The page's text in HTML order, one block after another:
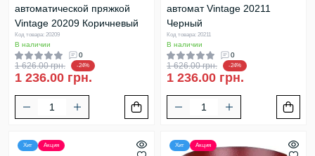
автоматической пряжкой
Vintage 20209 Коричневый
Код товара: 20209
В наличии
0
1 626.00 грн. -24%
1 236.00 грн.
автомат Vintage 20211
Черный
Код товара: 20211
В наличии
0
1 626.00 грн. -24%
1 236.00 грн.
Хит Акция Хит Акция